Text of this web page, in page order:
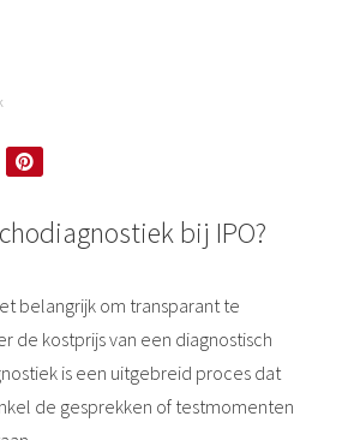
bij IPO?
belangrijk om transparant te
de kostprijs van een diagnostisch
is een uitgebreid proces dat
de gesprekken of testmomenten